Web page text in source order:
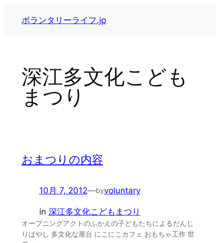
ボランタリーライフ.jp
深江多文化こども
まつり
おまつりの内容
10月 7, 2012—byvoluntary
in 深江多文化こどもまつり
オープニングアクトのふかえの子どもたちによるだんじ
りばやし 多文化な屋台 にこにこカフェ おもちゃ工作 世